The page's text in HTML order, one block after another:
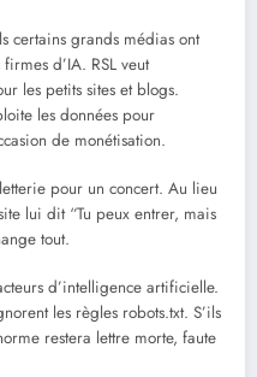
certains grands médias ont
d’IA. RSL veut
les petits sites et blogs.
les données pour
de monétisation.
pour un concert. Au lieu
lui dit “Tu peux entrer, mais
tout.
d’intelligence artificielle.
les règles robots.txt. S’ils
restera lettre morte, faute